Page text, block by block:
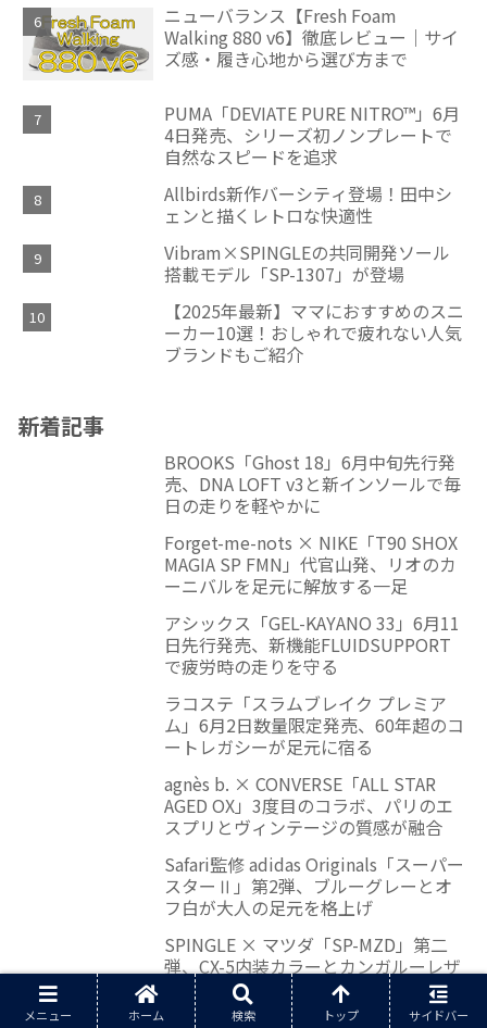
ニューバランス【Fresh Foam
Walking 880 v6】徹底レビュー｜サイ
ズ感・履き心地から選び方まで
PUMA「DEVIATE PURE NITRO™」6月
4日発売、シリーズ初ノンプレートで
自然なスピードを追求
Allbirds新作バーシティ登場！田中シ
ェンと描くレトロな快適性
Vibram×SPINGLEの共同開発ソール
搭載モデル「SP-1307」が登場
【2025年最新】ママにおすすめのスニ
ーカー10選！おしゃれで疲れない人気
ブランドもご紹介
新着記事
BROOKS「Ghost 18」6月中旬先行発
売、DNA LOFT v3と新インソールで毎
日の走りを軽やかに
Forget-me-nots × NIKE「T90 SHOX
MAGIA SP FMN」代官山発、リオのカ
ーニバルを足元に解放する一足
アシックス「GEL-KAYANO 33」6月11
日先行発売、新機能FLUIDSUPPORT
で疲労時の走りを守る
ラコステ「スラムブレイク プレミア
ム」6月2日数量限定発売、60年超のコ
ートレガシーが足元に宿る
agnès b. × CONVERSE「ALL STAR
AGED OX」3度目のコラボ、パリのエ
スプリとヴィンテージの質感が融合
Safari監修 adidas Originals「スーパー
スターⅡ」第2弾、ブルーグレーとオ
フ白が大人の足元を格上げ
SPINGLE × マツダ「SP-MZD」第二
弾、CX-5内装カラーとカンガルーレザ
ーが融合したドライビングシューズ
メニュー ホーム 検索 トップ サイドバー